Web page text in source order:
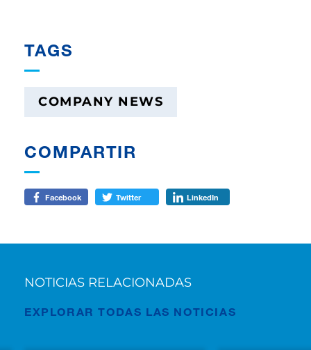
TAGS
COMPANY NEWS
COMPARTIR
Facebook Twitter LinkedIn
NOTICIAS RELACIONADAS
EXPLORAR TODAS LAS NOTICIAS